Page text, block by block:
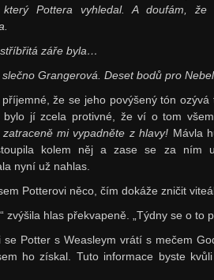
který Pottera vyhledal. A doufám,
záře byla…
slečno Grangerová. Deset bodů pro
příjemné, že se jeho povýšený tón
bylo jí zcela protivné, že ví o tom
zatraceně mi vypadněte z hlavy! Mávla
kolem něj a zase se za ním
nyní už nahlas.
Potterovi něco, čím dokáže zničit
zvýšila hlas překvapeně. „Týdny se o to
se Potter s Weasleym vrátí s mečem
ho získal. Tuto informace byste